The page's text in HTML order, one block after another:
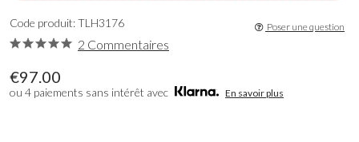
€97.00
ou 4 paiements sans intérêt avec En savoir plus
Code produit: TLH3176
2 Commentaires
Poser une question